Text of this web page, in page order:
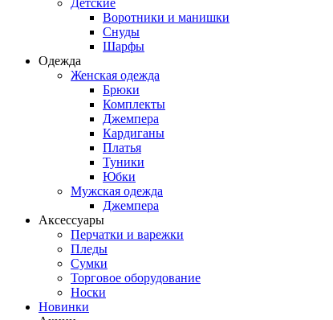
Детские
Воротники и манишки
Снуды
Шарфы
Одежда
Женская одежда
Брюки
Комплекты
Джемпера
Кардиганы
Платья
Туники
Юбки
Мужская одежда
Джемпера
Аксессуары
Перчатки и варежки
Пледы
Сумки
Торговое оборудование
Носки
Новинки